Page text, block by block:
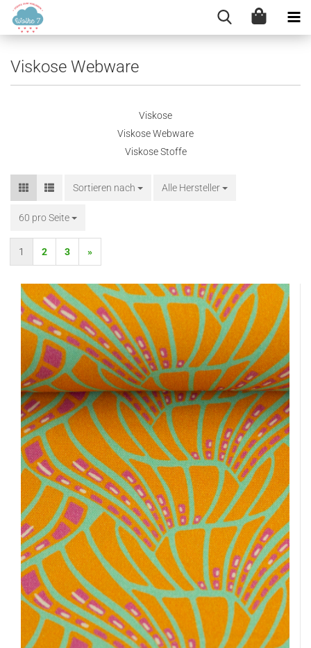
Viskose Webware
Viskose
Viskose Webware
Viskose Stoffe
Sortieren nach
Sortieren nach Alle Hersteller
60 pro Seite
pro Seite
1 2 3 »